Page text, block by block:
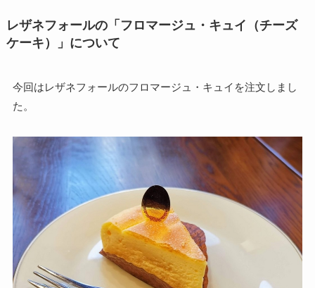
レザネフォールの「フロマージュ・キュイ（チーズ
ケーキ）」について
今回はレザネフォールのフロマージュ・キュイを注文しまし
た。